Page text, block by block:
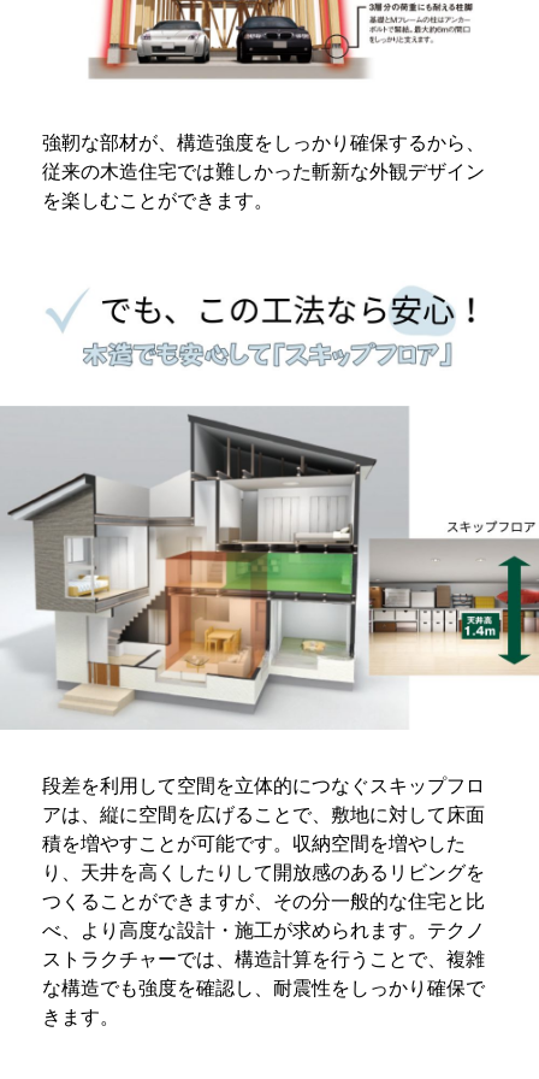
強靭な部材が、構造強度をしっかり確保するから、
従来の木造住宅では難しかった斬新な外観デザイン
を楽しむことができます。
段差を利用して空間を立体的につなぐスキップフロ
アは、縦に空間を広げることで、敷地に対して床面
積を増やすことが可能です。収納空間を増やした
り、天井を高くしたりして開放感のあるリビングを
つくることができますが、その分一般的な住宅と比
べ、より高度な設計・施工が求められます。テクノ
ストラクチャーでは、構造計算を行うことで、複雑
な構造でも強度を確認し、耐震性をしっかり確保で
きます。